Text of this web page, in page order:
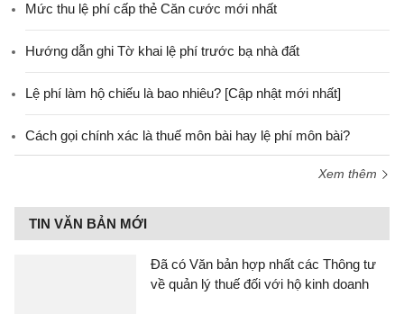
Mức thu lệ phí cấp thẻ Căn cước mới nhất
Hướng dẫn ghi Tờ khai lệ phí trước bạ nhà đất
Lệ phí làm hộ chiếu là bao nhiêu? [Cập nhật mới nhất]
Cách gọi chính xác là thuế môn bài hay lệ phí môn bài?
Xem thêm
TIN VĂN BẢN MỚI
Đã có Văn bản hợp nhất các Thông tư
về quản lý thuế đối với hộ kinh doanh